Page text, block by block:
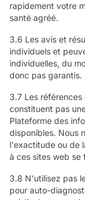
rapidement votre
santé agréé.
3.6 Les avis et
individuels et
individuelles, du
donc pas garantis.
3.7 Les
constituent pas
Plateforme des
disponibles. Nous
l'exactitude ou de
à ces sites web se
3.8 N'utilisez pas
pour auto-